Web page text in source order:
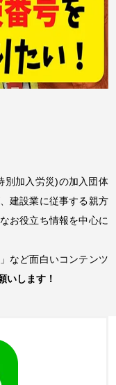
別加入労災)の加入団体
建設業に従事する親方
お役立ち情報を中心に
など面白いコンテンツ
いします！